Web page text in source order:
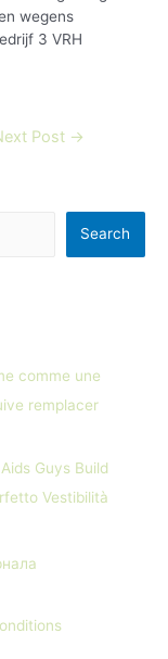
wegens
3 VRH
Post →
Search
comme une
remplacer
Guys Build
Vestibilità